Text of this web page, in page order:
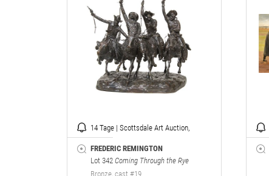
14 Tage | Scottsdale Art Auction,
Arizona
FREDERIC REMINGTON
Lot 342 Coming Through the Rye
Bronze, cast #19